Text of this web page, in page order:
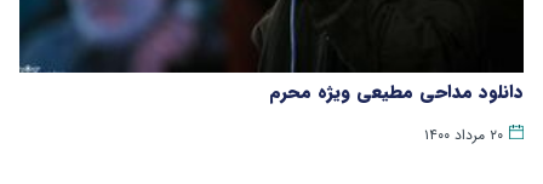
دانلود مداحی مطیعی ویژه محرم
۲۰ مرداد ۱۴۰۰